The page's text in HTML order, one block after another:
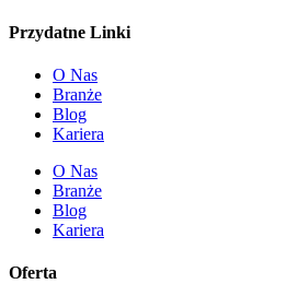
Przydatne Linki
O Nas
Branże
Blog
Kariera
O Nas
Branże
Blog
Kariera
Oferta